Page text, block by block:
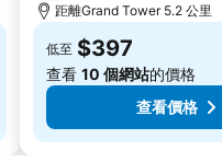
距離Grand Tower 5.2 公里
低至 $397
查看 10 個網站的價格
查看價格